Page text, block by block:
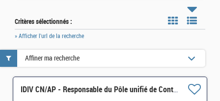
Critères sélectionnés :
» Afficher l'url de la recherche
IDIV CN/AP - Responsable du Pôle unifié de Contrôle des professionnels des Ardennes H/F
Affiner ma recherche